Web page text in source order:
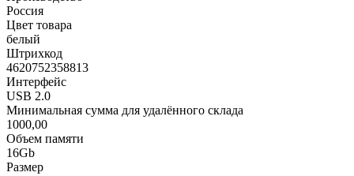
Россия
Цвет товара
белый
Штрихкод
4620752358813
Интерфейс
USB 2.0
Минимальная сумма для удалённого склада
1000,00
Объем памяти
16Gb
Размер